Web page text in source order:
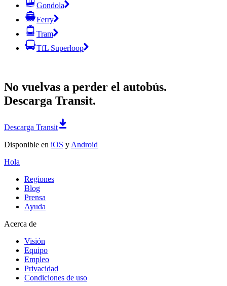
Gondola
Ferry
Tram
TfL Superloop
No vuelvas a perder el autobús.
Descarga Transit.
Descarga Transit
Disponible en iOS y Android
Hola
Regiones
Blog
Prensa
Ayuda
Acerca de
Visión
Equipo
Empleo
Privacidad
Condiciones de uso